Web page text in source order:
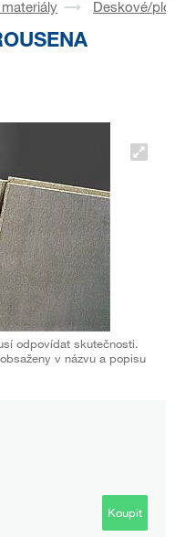
Deskové/
odpovídat skutečnosti.
v názvu a popisu
Koupit